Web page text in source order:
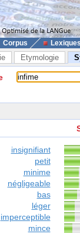
Corpus
Etymologie
insignifiant
petit
minime
négligeable
bas
léger
imperceptible
mince